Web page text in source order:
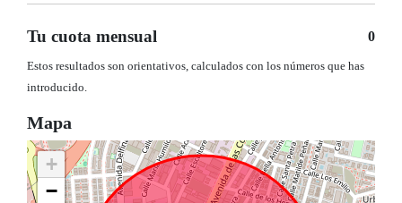
Tu cuota mensual 0
Estos resultados son orientativos, calculados con los números que has
introducido.
Mapa
+
−